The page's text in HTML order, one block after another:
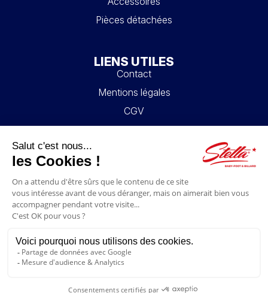
Pièces détachées
LIENS UTILES
Contact
Mentions légales
CGV
Mon compte
NOUS SUIVRE
4.6/5